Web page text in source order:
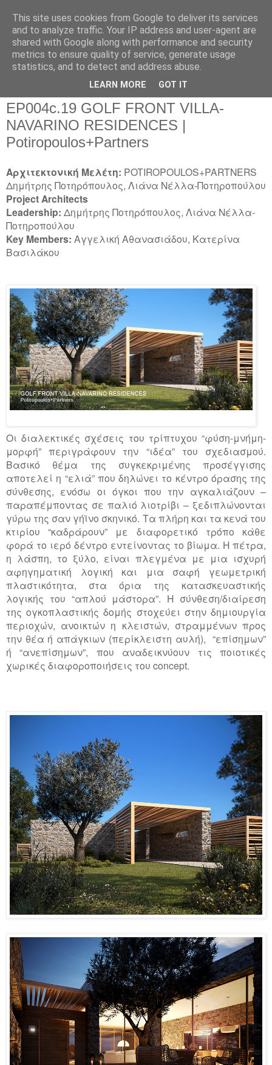
ΕΡ004c.19 GOLF FRONT VILLA-
NAVARINO RESIDENCES |
Potiropoulos+Partners
Αρχιτεκτονική Μελέτη: POTIROPOULOS+PARTNERS
Δημήτρης Ποτηρόπουλος, Λιάνα Νέλλα-Ποτηροπούλου
Project Architects
Leadership: Δημήτρης Ποτηρόπουλος, Λιάνα Νέλλα-
Ποτηροπούλου
Key Members: Αγγελική Αθανασιάδου, Κατερίνα
Βασιλάκου
Οι διαλεκτικές σχέσεις του τρίπτυχου “φύση-μνήμη-
μορφή” περιγράφουν την “ιδέα” του σχεδιασμού.
Βασικό θέμα της συγκεκριμένης προσέγγισης
αποτελεί η “ελιά” που δηλώνει το κέντρο όρασης της
σύνθεσης, ενόσω οι όγκοι που την αγκαλιάζουν –
παραπέμποντας σε παλιό λιοτρίβι – ξεδιπλώνονται
γύρω της σαν γήϊνο σκηνικό. Τα πλήρη και τα κενά του
κτιρίου “καδράρουν” με διαφορετικό τρόπο κάθε
φορά το ιερό δέντρο εντείνοντας το βίωμα. Η πέτρα,
η λάσπη, το ξύλο, είναι πλεγμένα με μια ισχυρή
αφηγηματική λογική και μια σαφή γεωμετρική
πλαστικότητα, στα όρια της κατασκευαστικής
λογικής του “απλού μάστορα”. Η σύνθεση/διαίρεση
της ογκοπλαστικής δομής στοχεύει στην δημιουργία
περιοχών, ανοικτών η κλειστών, στραμμένων προς
την θέα ή απάγκιων (περίκλειστη αυλή), “επίσημων”
ή “ανεπίσημων”, που αναδεικνύουν τις ποιοτικές
χωρικές διαφοροποιήσεις του concept.
This site uses cookies from Google to deliver its services
and to analyze traffic. Your IP address and user-agent are
shared with Google along with performance and security
metrics to ensure quality of service, generate usage
statistics, and to detect and address abuse.
LEARN MORE GOT IT